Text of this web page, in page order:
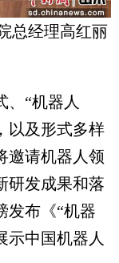
总经理高红丽
“机器人
以及形式多样
邀请机器人领
研发成果和落
发布《“机器
示中国机器人